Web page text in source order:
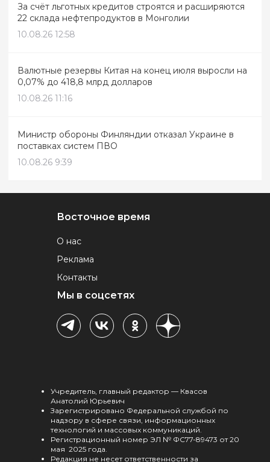
За счёт льготных кредитов строятся и расширяются
22 склада нефтепродуктов в Монголии
10.08.26 12:58
Валютные резервы Китая на конец июля выросли на
0,07% до 418,8 млрд долларов
10.08.26 11:16
Министр обороны Финляндии отказал Украине в
поставках систем ПВО
10.08.26 9:39
Восточное время
О нас
Реклама
Контакты
Мы в соцсетях
Учредитель, главный редактор — Квасов
Анатолий Юрьевич
Зарегистрировано Федеральной службой по
надзору в сфере связи, информационных
технологий и массовых коммуникаций.
Регистрационный номер ЭЛ № ФС77-89473 от 20
мая 2025 года.
Редакция не несет ответственности за